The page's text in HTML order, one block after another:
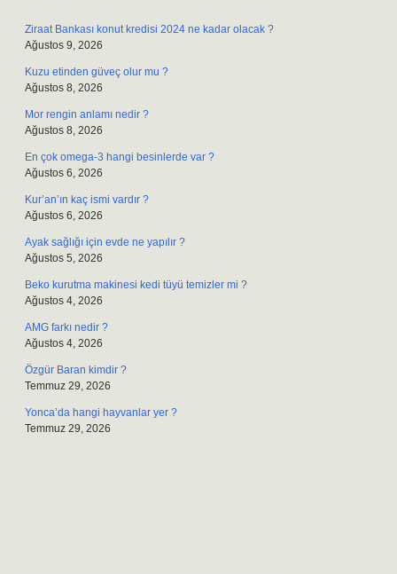
Ziraat Bankası konut kredisi 2024 ne kadar olacak ?
Ağustos 9, 2026
Kuzu etinden güveç olur mu ?
Ağustos 8, 2026
Mor rengin anlamı nedir ?
Ağustos 8, 2026
En çok omega-3 hangi besinlerde var ?
Ağustos 6, 2026
Kur’an’ın kaç ismi vardır ?
Ağustos 6, 2026
Ayak sağlığı için evde ne yapılır ?
Ağustos 5, 2026
Beko kurutma makinesi kedi tüyü temizler mi ?
Ağustos 4, 2026
AMG farkı nedir ?
Ağustos 4, 2026
Özgür Baran kimdir ?
Temmuz 29, 2026
Yonca’da hangi hayvanlar yer ?
Temmuz 29, 2026